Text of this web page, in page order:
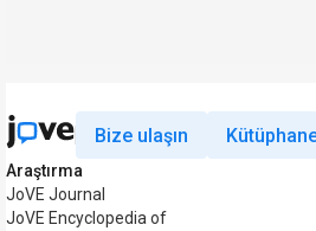
Bize ulaşın
Araştırma
JoVE Journal
JoVE Encyclopedia of